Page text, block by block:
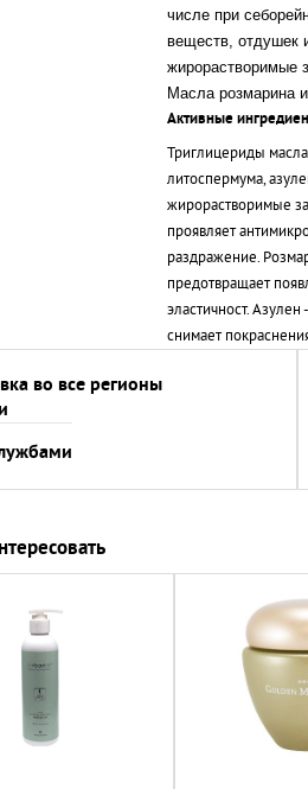
числе при
веществ, отдушек
жирорастворимые
Масла розмарина
Активные
Триглицериды
литоспермума,
жирорастворимые
проявляет
раздражение.
предотвращает
эластичност.
снимает
во все регионы